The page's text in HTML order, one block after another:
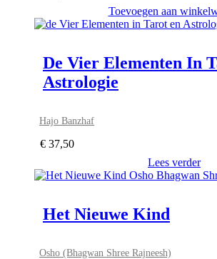
Toevoegen aan
De Vier Elementen In
Astrologie
Hajo Banzhaf
€ 37,50
Lees verder
Het Nieuwe Kind
Osho (Bhagwan Shree Rajneesh)